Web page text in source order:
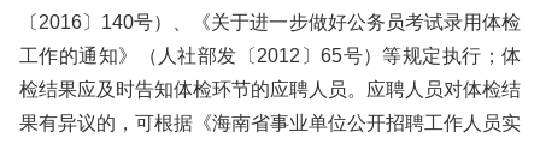
〔2016〕140号）、《关于进一步做好公务员考试录用体检
工作的通知》（人社部发〔2012〕65号）等规定执行；体
检结果应及时告知体检环节的应聘人员。应聘人员对体检结
果有异议的，可根据《海南省事业单位公开招聘工作人员实